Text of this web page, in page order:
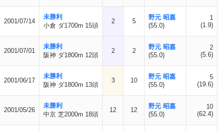
2001/07/14
未勝利
小倉 ダ1700m 15頭
2 5
野元 昭嘉
(55.0)
1
(1.9)
2001/07/01
未勝利
阪神 ダ1800m 12頭
2 2
野元 昭嘉
(55.0)
2
(5.6)
2001/06/17
未勝利
阪神 ダ1800m 13頭
3 10
野元 昭嘉
(55.0)
5
(19.6)
2001/05/26
未勝利
中京 芝2000m 18頭
12 12
野元 昭嘉
(55.0)
10
(62.4)